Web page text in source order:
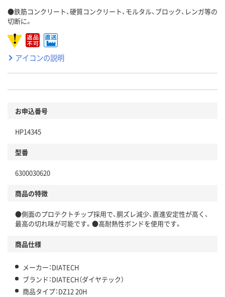
●鉄筋コンクリート、硬質コンクリート、モルタル、ブロック、レンガ等の
切断に。
アイコンの説明
お申込番号
HP14345
型番
6300030620
商品の特徴
●側面のプロテクトチップ採用で、胴ズレ減少、直進安定性が高く、
最高の切れ味が可能です。●高耐熱性ボンドを使用です。
商品仕様
メーカー：DIATECH
ブランド：DIATECH（ダイヤテック）
商品タイプ：DZ12 20H